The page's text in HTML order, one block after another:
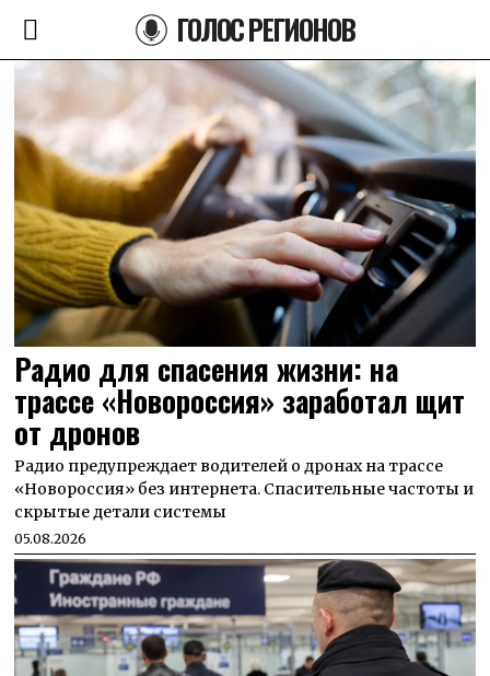
ГОЛОС РЕГИОНОВ
Радио для спасения жизни: на
трассе «Новороссия» заработал щит
от дронов
Радио предупреждает водителей о дронах на трассе
«Новороссия» без интернета. Спасительные частоты и
скрытые детали системы
05.08.2026